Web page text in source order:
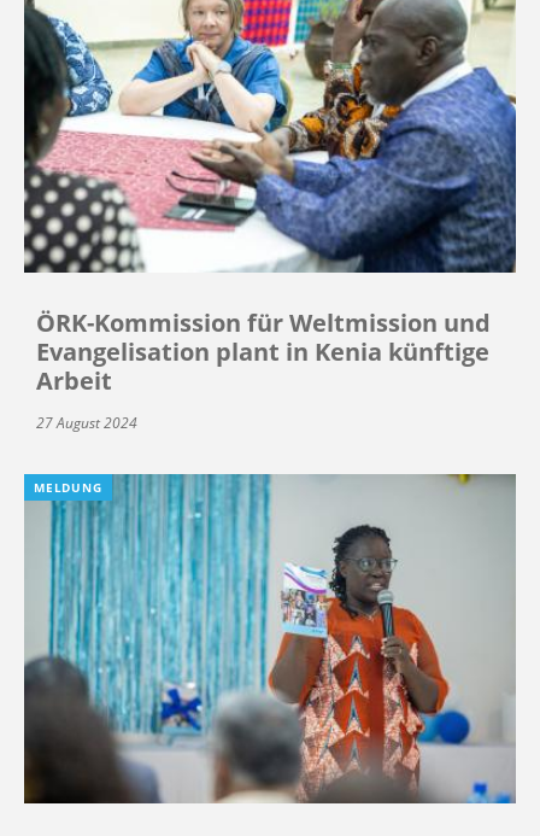
ÖRK-Kommission für Weltmission und
Evangelisation plant in Kenia künftige
Arbeit
27 August 2024
MELDUNG